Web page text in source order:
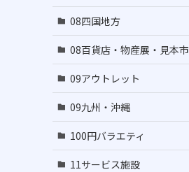
08四国地方
08百貨店・物産展・見本市
09アウトレット
09九州・沖縄
100円バラエティ
11サービス施設